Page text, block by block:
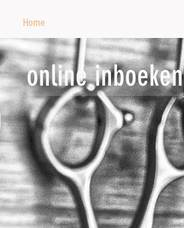
Home
online inboeken